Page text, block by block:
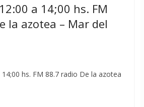
a 14;00 hs. FM
la azotea – Mar del
hs. FM 88.7 radio De la azotea